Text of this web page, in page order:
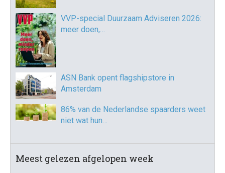
VVP-special Duurzaam Adviseren 2026:
meer doen,…
ASN Bank opent flagshipstore in
Amsterdam
86% van de Nederlandse spaarders weet
niet wat hun…
Meest gelezen afgelopen week